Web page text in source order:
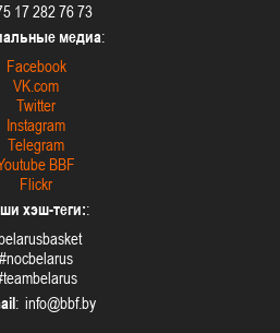
17 282 76 73
медиа:
Facebook
VK.com
Twitter
Instagram
Telegram
BBF
Flickr
хэш-теги::
#nocbelarus
: